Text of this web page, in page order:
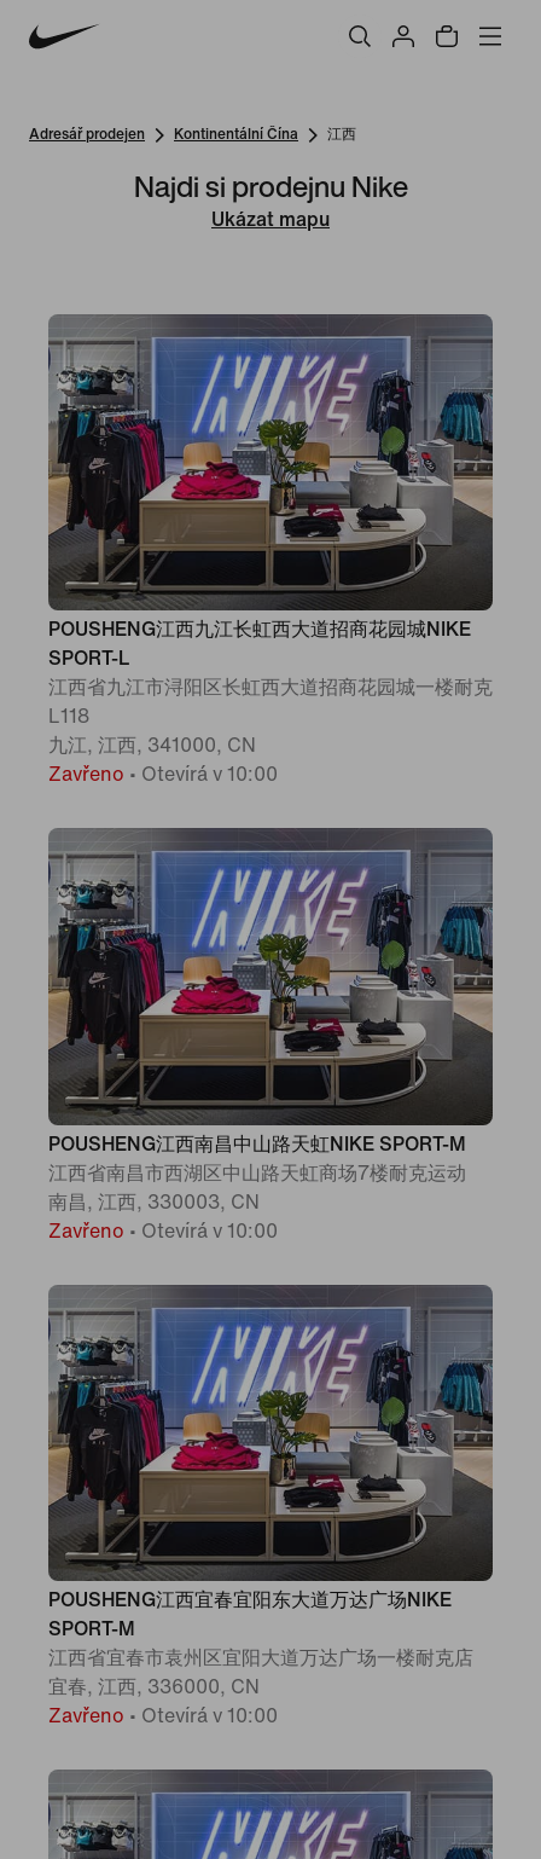
Adresář prodejen Kontinentální Čína 江西
Najdi si prodejnu Nike
Ukázat mapu
POUSHENG江西九江长虹西大道招商花园城NIKE
SPORT-L
江西省九江市浔阳区长虹西大道招商花园城一楼耐克
L118
九江, 江西, 341000, CN
Zavřeno • Otevírá v 10:00
POUSHENG江西南昌中山路天虹NIKE SPORT-M
江西省南昌市西湖区中山路天虹商场7楼耐克运动
南昌, 江西, 330003, CN
Zavřeno • Otevírá v 10:00
POUSHENG江西宜春宜阳东大道万达广场NIKE
SPORT-M
江西省宜春市袁州区宜阳大道万达广场一楼耐克店
宜春, 江西, 336000, CN
Zavřeno • Otevírá v 10:00